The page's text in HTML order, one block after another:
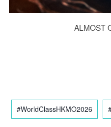
ALMOST
#WorldClassHKMO2026